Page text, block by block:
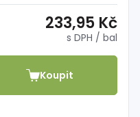
233,95 Kč
s DPH / bal
Koupit